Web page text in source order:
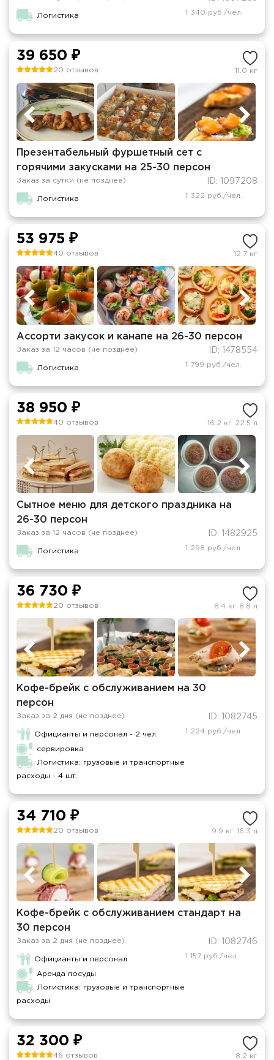
Логистика 1 340 руб./чел.
39 650 ₽
20 отзывов 11.0 кг
Презентабельный фуршетный сет с
горячими закусками на 25-30 персон
Заказ за сутки (не позднее) ID: 1097208
Логистика 1 322 руб./чел.
53 975 ₽
40 отзывов 12.7 кг
Ассорти закусок и канапе на 26-30 персон
Заказ за 12 часов (не позднее) ID: 1478554
Логистика 1 799 руб./чел.
38 950 ₽
40 отзывов 16.2 кг 22.5 л
Сытное меню для детского праздника на
26-30 персон
Заказ за 12 часов (не позднее) ID: 1482925
Логистика 1 298 руб./чел.
36 730 ₽
20 отзывов 8.4 кг 8.8 л
Кофе-брейк с обслуживанием на 30
персон
Заказ за 2 дня (не позднее) ID: 1082745
Официанты и персонал - 2 чел.
сервировка
Логистика: грузовые и транспортные
расходы - 4 шт.
1 224 руб./чел.
34 710 ₽
20 отзывов 9.9 кг 16.3 л
Кофе-брейк с обслуживанием стандарт на
30 персон
Заказ за 2 дня (не позднее) ID: 1082746
Официанты и персонал
Аренда посуды
Логистика: грузовые и транспортные
расходы
1 157 руб./чел.
32 300 ₽
46 отзывов 8.2 кг